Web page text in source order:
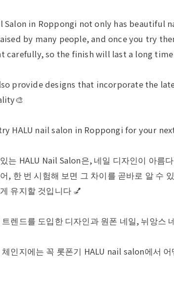
Salon in Roppongi not only has
by many people, and once you try
carefully, so the finish will last a long
provide designs that incorporate the
HALU nail salon in Roppongi for your
는 HALU Nail Salon은, 네일 디자인이 아름
, 한 번 시험해 보면 그 차이를 곧바로 알 수
유지할 것입니다 💅
렌드를 도입한 디자인과 원폰 네일, 뉘앙스
인지에는 꼭 롯폰기 HALU nail salon에서 어